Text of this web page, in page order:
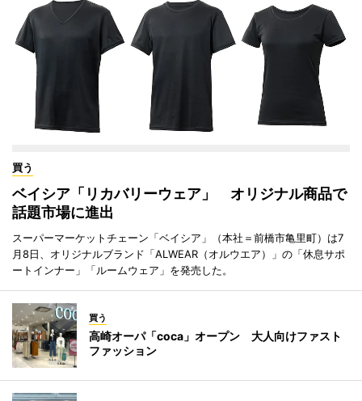
買う
ベイシア「リカバリーウェア」 オリジナル商品で
話題市場に進出
スーパーマーケットチェーン「ベイシア」（本社＝前橋市亀里町）は7
月8日、オリジナルブランド「ALWEAR（オルウエア）」の「休息サポ
ートインナー」「ルームウェア」を発売した。
買う
高崎オーパ「coca」オープン 大人向けファスト
ファッション